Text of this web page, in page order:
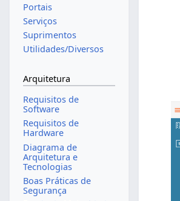
Portais
Serviços
Suprimentos
Utilidades/Diversos
Arquitetura
Requisitos de
Software
Requisitos de
Hardware
Diagrama de
Arquitetura e
Tecnologias
Boas Práticas de
Segurança